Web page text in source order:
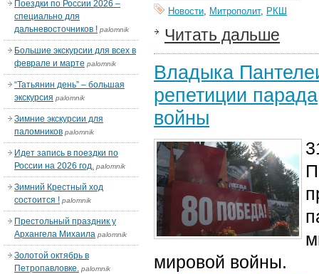
Новости, Митрополит, РКШ
Читать дальше
Владыка
репетиции
войны
мировой войны.
Поездки по России 2026 –
специально для
дальневосточников ! palomnik
Большие экскурсии для всех в
феврале и марте palomnik
“Татьянин день” – большая
экскурсия palomnik
Зимние экскурсии для
паломников palomnik
Идет запись в поездки по
России на 2026 год. palomnik
Зимний Крестный ход
состоится ! palomnik
Престольный праздник у
Архангела Михаила palomnik
Золотой октябрь в
Петропавловке. palomnik